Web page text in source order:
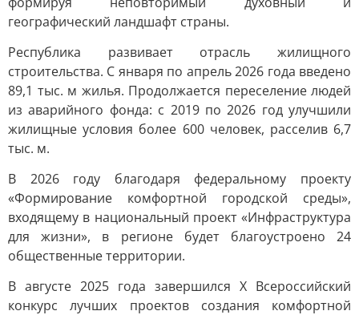
географический ландшафт страны.
Республика развивает отрасль жилищного
строительства. С января по апрель 2026 года введено
89,1 тыс. м жилья. Продолжается переселение людей
из аварийного фонда: с 2019 по 2026 год улучшили
жилищные условия более 600 человек, расселив 6,7
тыс. м.
В 2026 году благодаря федеральному проекту
«Формирование комфортной городской среды»,
входящему в национальный проект «Инфраструктура
для жизни», в регионе будет благоустроено 24
общественные территории.
В августе 2025 года завершился X Всероссийский
конкурс лучших проектов создания комфортной